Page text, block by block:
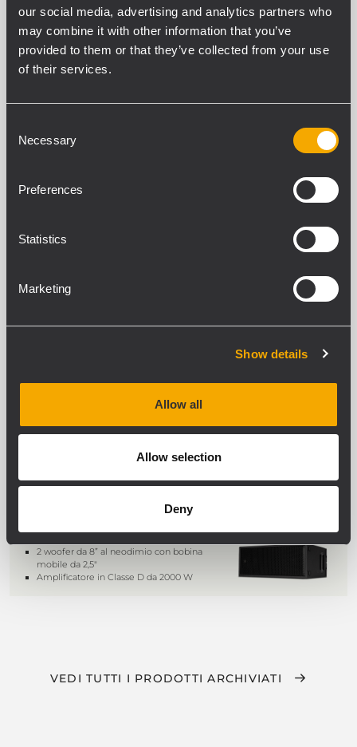
our social media, advertising and analytics partners who
may combine it with other information that you’ve
provided to them or that they’ve collected from your use
of their services.
Selection
Necessary
Preferences
Statistics
Marketing
Show details
Allow all
Allow selection
Deny
Fino a 137 dB di pressione sonora (SPL)
Biamplificazione in Classe D da
4400W
Risposta in frequenza lineare: 30 ÷ 120
Hz
SUB 8006-AS
141 dB max SPL
Doppio Woofer da 18", 4.0" v.c.
SUBWOOFER ATTIVO AD ALTA POTENZA
SUBWOOFER ATTIVO AD ALTE
2 woofer da 8” al neodimio con bobina
mobile da 2,5"
Amplificatore in Classe D da 2000 W
VEDI TUTTI I PRODOTTI ARCHIVIATI